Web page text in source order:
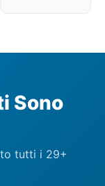
Sono
tutti i 29+